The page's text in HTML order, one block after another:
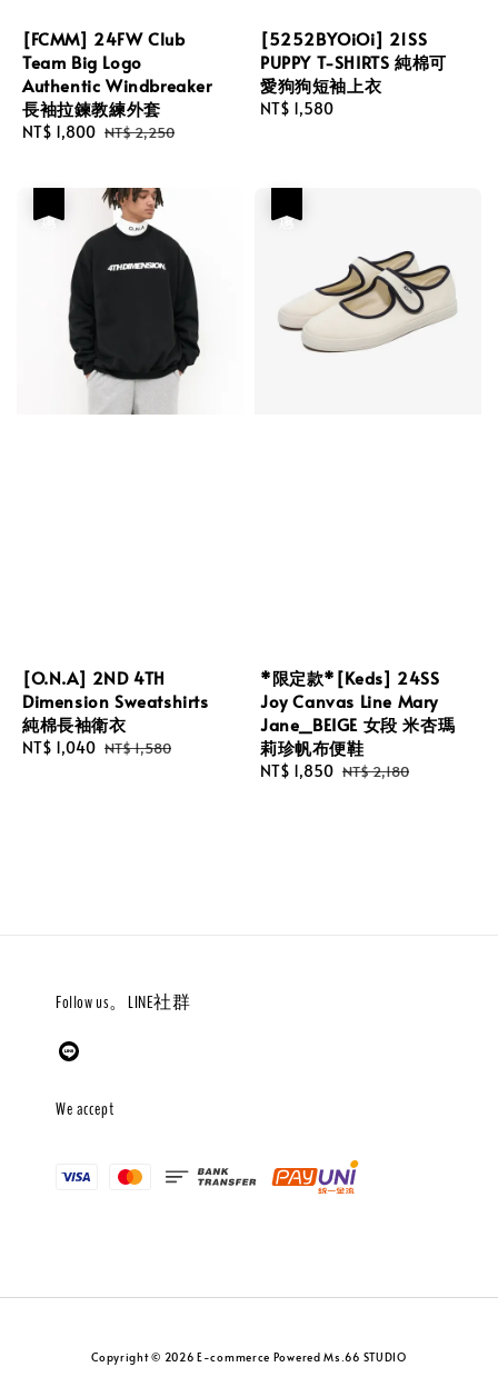
[FCMM] 24FW Club
Team Big Logo
Authentic Windbreaker
長袖拉鍊教練外套
Sale
NT$ 1,800 Regular
NT$ 2,250
[5252BYOiOi] 21SS
PUPPY T-SHIRTS 純棉可
愛狗狗短袖上衣
Regular
NT$ 1,580
[O.N.A] 2ND 4TH
Dimension Sweatshirts
純棉長袖衛衣
Sale
NT$ 1,040 Regular
NT$ 1,580
*限定款*[Keds] 24SS
Joy Canvas Line Mary
Jane_BEIGE 女段 米杏瑪
莉珍帆布便鞋
Sale
NT$ 1,850 Regular
NT$ 2,180
Follow us。LINE社群
We accept
Copyright © 2026 E-commerce Powered Ms.66 STUDIO